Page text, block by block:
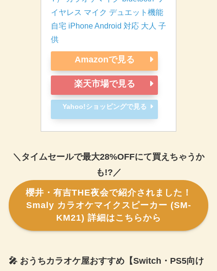
イヤレス マイク デュエット機能
自宅 iPhone Android 対応 大人 子
供
Amazonで見る
楽天市場で見る
Yahoo!ショッピングで見る
＼タイムセールで最大28%OFFにて買えちゃうか
も!?／
櫻井・有吉THE夜会で紹介されました！
Smaly カラオケマイクスピーカー (SM-
KM21) 詳細はこちらから
🎤 おうちカラオケ屋おすすめ【Switch・PS5向け